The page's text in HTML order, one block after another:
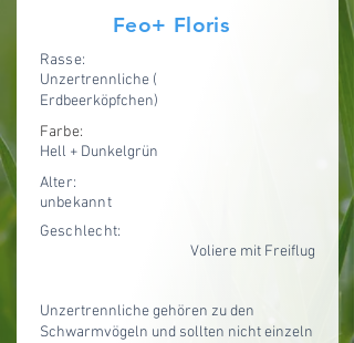
Feo+ Floris
Rasse:
Unzertrennliche (
Erdbeerköpfchen)
Farbe:
Hell + Dunkelgrün
Alter:
unbekannt
Geschlecht:
Voliere mit Freiflug
Unzertrennliche gehören zu den
Schwarmvögeln und sollten nicht einzeln